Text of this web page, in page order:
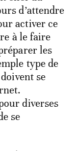
d’attendre
activer ce
à le faire
les
type de
se
diverses
se